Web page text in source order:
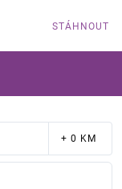
STÁHNOUT
+ 0 KM